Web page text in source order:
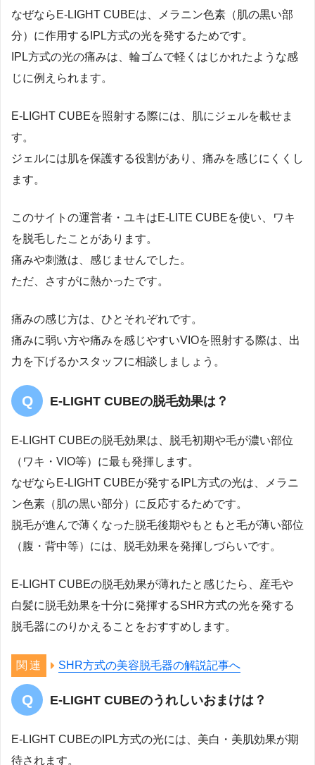
なぜならE-LIGHT CUBEは、メラニン色素（肌の黒い部
分）に作用するIPL方式の光を発するためです。
IPL方式の光の痛みは、輪ゴムで軽くはじかれたような感
じに例えられます。
E-LIGHT CUBEを照射する際には、肌にジェルを載せま
す。
ジェルには肌を保護する役割があり、痛みを感じにくくし
ます。
このサイトの運営者・ユキはE-LITE CUBEを使い、ワキ
を脱毛したことがあります。
痛みや刺激は、感じませんでした。
ただ、さすがに熱かったです。
痛みの感じ方は、ひとそれぞれです。
痛みに弱い方や痛みを感じやすいVIOを照射する際は、出
力を下げるかスタッフに相談しましょう。
E-LIGHT CUBEの脱毛効果は？
E-LIGHT CUBEの脱毛効果は、脱毛初期や毛が濃い部位
（ワキ・VIO等）に最も発揮します。
なぜならE-LIGHT CUBEが発するIPL方式の光は、メラニ
ン色素（肌の黒い部分）に反応するためです。
脱毛が進んで薄くなった脱毛後期やもともと毛が薄い部位
（腹・背中等）には、脱毛効果を発揮しづらいです。
E-LIGHT CUBEの脱毛効果が薄れたと感じたら、産毛や
白髪に脱毛効果を十分に発揮するSHR方式の光を発する
脱毛器にのりかえることをおすすめします。
SHR方式の美容脱毛器の解説記事へ
E-LIGHT CUBEのうれしいおまけは？
E-LIGHT CUBEのIPL方式の光には、美白・美肌効果が期
待されます。